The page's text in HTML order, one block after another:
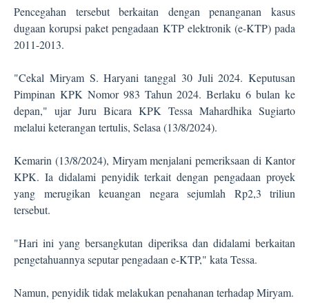
Pencegahan tersebut berkaitan dengan penanganan kasus
dugaan korupsi paket pengadaan KTP elektronik (e-KTP) pada
2011-2013.
"Cekal Miryam S. Haryani tanggal 30 Juli 2024. Keputusan
Pimpinan KPK Nomor 983 Tahun 2024. Berlaku 6 bulan ke
depan," ujar Juru Bicara KPK Tessa Mahardhika Sugiarto
melalui keterangan tertulis, Selasa (13/8/2024).
Kemarin (13/8/2024), Miryam menjalani pemeriksaan di Kantor
KPK. Ia didalami penyidik terkait dengan pengadaan proyek
yang merugikan keuangan negara sejumlah Rp2,3 triliun
tersebut.
"Hari ini yang bersangkutan diperiksa dan didalami berkaitan
pengetahuannya seputar pengadaan e-KTP," kata Tessa.
Namun, penyidik tidak melakukan penahanan terhadap Miryam.